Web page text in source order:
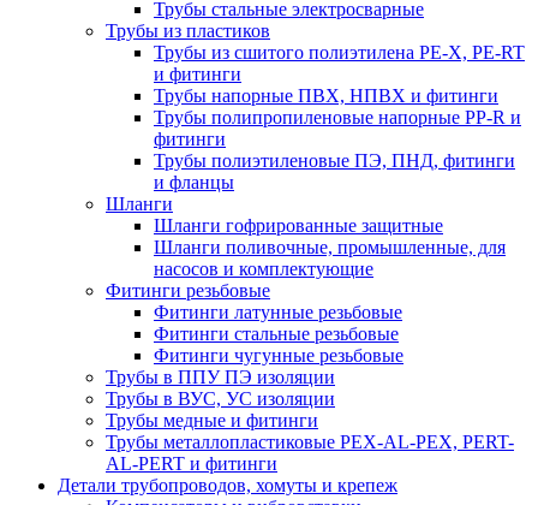
Трубы стальные электросварные
Трубы из пластиков
Трубы из сшитого полиэтилена PE-X, PE-RT
и фитинги
Трубы напорные ПВХ, НПВХ и фитинги
Трубы полипропиленовые напорные PP-R и
фитинги
Трубы полиэтиленовые ПЭ, ПНД, фитинги
и фланцы
Шланги
Шланги гофрированные защитные
Шланги поливочные, промышленные, для
насосов и комплектующие
Фитинги резьбовые
Фитинги латунные резьбовые
Фитинги стальные резьбовые
Фитинги чугунные резьбовые
Трубы в ППУ ПЭ изоляции
Трубы в ВУС, УС изоляции
Трубы медные и фитинги
Трубы металлопластиковые PEX-AL-PEX, PERT-
AL-PERT и фитинги
Детали трубопроводов, хомуты и крепеж